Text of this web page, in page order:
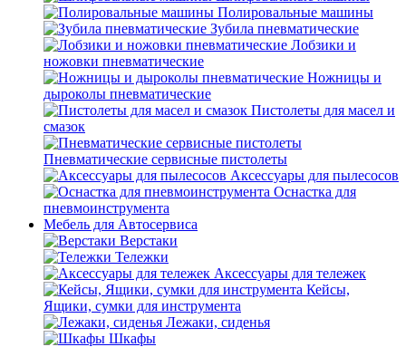
Полировальные машины
Зубила пневматические
Лобзики и
ножовки пневматические
Ножницы и
дыроколы пневматические
Пистолеты для масел и
смазок
Пневматические сервисные пистолеты
Аксессуары для пылесосов
Оснастка для
пневмоинструмента
Мебель для Автосервиса
Верстаки
Тележки
Аксессуары для тележек
Кейсы,
Ящики, сумки для инструмента
Лежаки, сиденья
Шкафы